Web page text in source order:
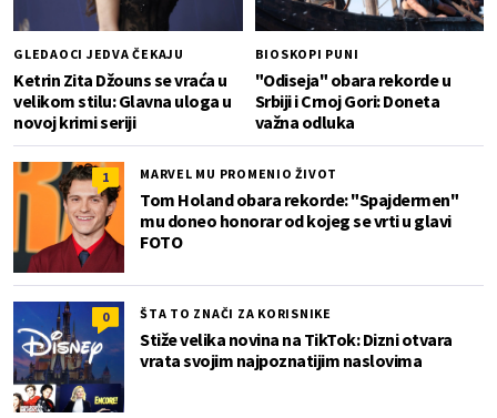
GLEDAOCI JEDVA ČEKAJU
Ketrin Zita Džouns se vraća u
velikom stilu: Glavna uloga u
novoj krimi seriji
BIOSKOPI PUNI
"Odiseja" obara rekorde u
Srbiji i Crnoj Gori: Doneta
važna odluka
1 MARVEL MU PROMENIO ŽIVOT
Tom Holand obara rekorde: "Spajdermen"
mu doneo honorar od kojeg se vrti u glavi
FOTO
0 ŠTA TO ZNAČI ZA KORISNIKE
Stiže velika novina na TikTok: Dizni otvara
vrata svojim najpoznatijim naslovima